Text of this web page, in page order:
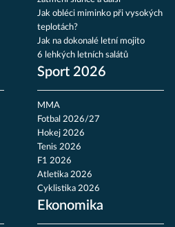
Jak obléci miminko při vysokých
teplotách?
Jak na dokonalé letní mojito
6 lehkých letních salátů
Sport 2026
MMA
Fotbal 2026/27
Hokej 2026
Tenis 2026
F1 2026
Atletika 2026
Cyklistika 2026
Ekonomika